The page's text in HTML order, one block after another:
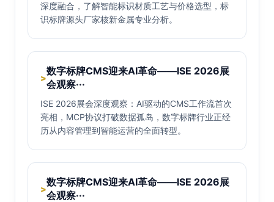
深度融合，了解智能标识材质工艺与价格选型，标
识标牌源头厂家核新金属专业分析。
>
数字标牌CMS迎来AI革命——ISE 2026展
会观察···
ISE 2026展会深度观察：AI驱动的CMS工作流首次
亮相，MCP协议打破数据孤岛，数字标牌行业正经
历从内容管理到智能运营的全面转型。
>
数字标牌CMS迎来AI革命——ISE 2026展
会观察···